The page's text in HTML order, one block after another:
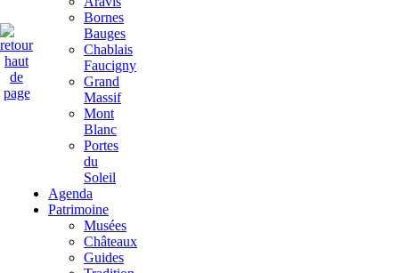
Bornes
Bauges
Chablais
Faucigny
Grand
Massif
Mont
Blanc
Portes
du
Soleil
Agenda
Patrimoine
Musées
Châteaux
Guides